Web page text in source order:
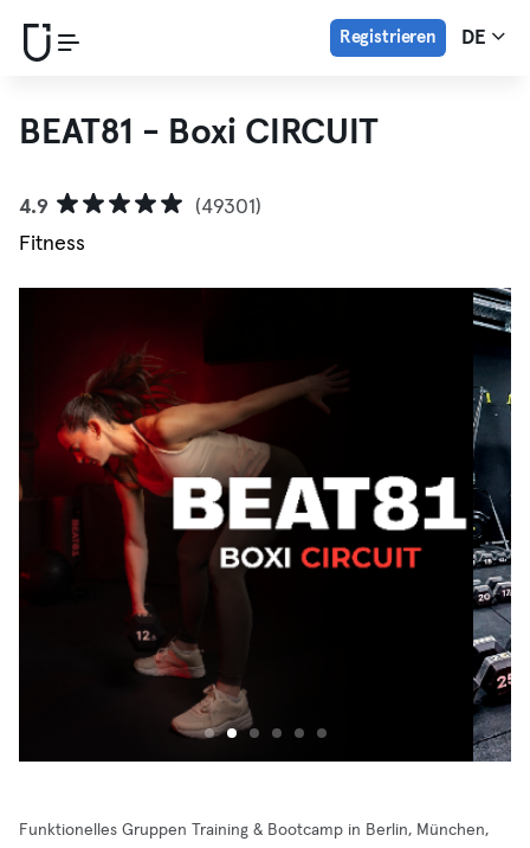
Registrieren DE
BEAT81 - Boxi CIRCUIT
4.9
(49301)
Fitness
Funktionelles Gruppen Training & Bootcamp in Berlin, München,